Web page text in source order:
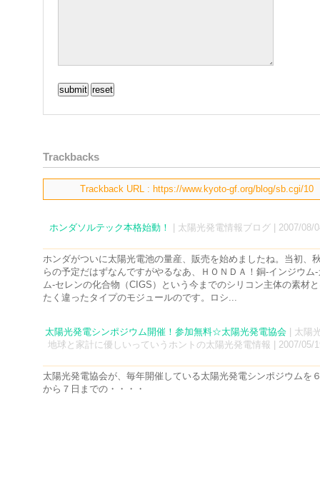
Trackbacks
Trackback URL : https://www.kyoto-gf.org/blog/sb.cgi/10
ホンダソルテック本格始動！ | 太陽光発電情報ブログ | 2007/08/
ホンダがついに太陽光電池の量産、販売を始めましたね。当初、
らの予定だはずなんですがやるなあ、ＨＯＮＤＡ！銅-インジウム
ム-セレンの化合物（CIGS）という今までのシリコン主体の素材
たく違ったタイプのモジュールのです。ロシ...
太陽光発電シンポジウム開催！参加無料☆太陽光発電協会 | 太陽
地球と家計に優しいっていうホントの太陽光発電情報 | 2007/05/
太陽光発電協会が、毎年開催している太陽光発電シンポジウムを
から７日までの・・・・